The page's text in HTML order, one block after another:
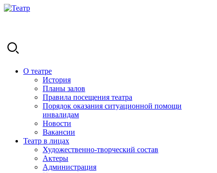
О театре
История
Планы залов
Правила посещения театра
Порядок оказания ситуационной помощи
инвалидам
Новости
Вакансии
Театр в лицах
Художественно-творческий состав
Актеры
Администрация